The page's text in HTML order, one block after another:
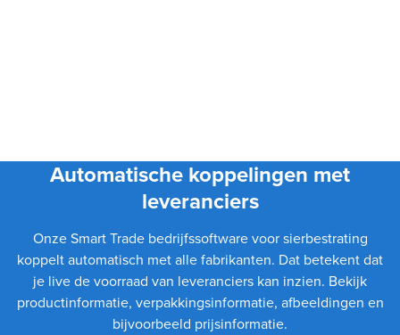
Automatische koppelingen met
leveranciers
Onze Smart Trade bedrijfssoftware voor sierbestrating
koppelt automatisch met alle fabrikanten. Dat betekent dat
je live de voorraad van leveranciers kan inzien. Bekijk
productinformatie, verpakkingsinformatie, afbeeldingen en
bijvoorbeeld prijsinformatie.